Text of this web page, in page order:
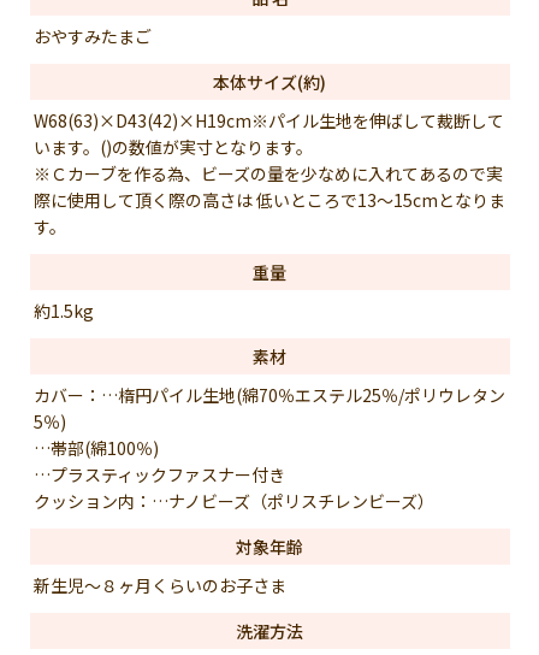
おやすみたまご
本体サイズ(約)
W68(63)×D43(42)×H19cm※パイル生地を伸ばして裁断して
います。()の数値が実寸となります。
※Ｃカーブを作る為、ビーズの量を少なめに入れてあるので実
際に使用して頂く際の高さは 低いところで13〜15cmとなりま
す。
重量
約1.5kg
素材
カバー：…楕円パイル生地(綿70％エステル25％/ポリウレタン
5％)
…帯部(綿100％)
…プラスティックファスナー付き
クッション内：…ナノビーズ（ポリスチレンビーズ）
対象年齢
新生児～８ヶ月くらいのお子さま
洗濯方法